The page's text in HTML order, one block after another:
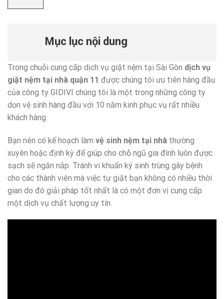
Mục lục nội dung
Trong chuỗi cung cấp dịch vụ giặt nệm tại Sài Gòn dịch vụ
giặt nệm tại nhà quận 11 được chúng tôi ưu tiên hàng đầu
của công ty GIDIVI chúng tôi là một trong những công ty
dọn vệ sinh hàng đầu với 10 năm kinh phục vụ rất nhiều
khách hàng.
Bạn nên có kế hoạch làm vệ sinh nệm tại nhà thường
xuyên hoặc định kỳ để giúp cho chỗ ngũ gia đình luôn được
sạch sẽ ngăn nắp. Tránh vi khuẩn ký sinh trùng gây bệnh
cho các thành viên mà việc tự giặt bạn không có nhiều thời
gian do đó giải pháp tốt nhất là có một đơn vị cung cấp
một dịch vụ chất lượng uy tín.